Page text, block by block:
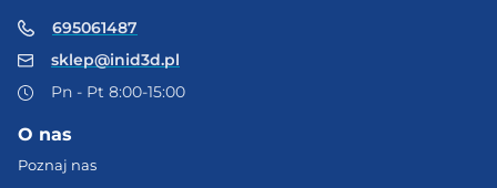
695061487
sklep@inid3d.pl
Pn - Pt 8:00-15:00
O nas
Poznaj nas